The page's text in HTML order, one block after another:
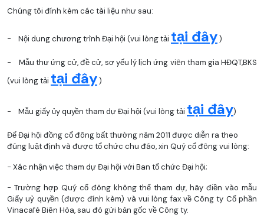
Chúng tôi đính kèm các tài liệu như sau:
- Nội dung chương trình Đại hội (vui lòng tải tại đây)
- Mẫu thư ứng cử, đề cử, sơ yếu lý lịch ứng viên tham gia HĐQT,BKS
(vui lòng tải tại đây)
- Mẫu giấy ủy quyền tham dự Đại hội (vui lòng tải tại đây)
Để Đại hội đồng cổ đông bất thường năm 2011 được diễn ra theo
đúng luật định và được tổ chức chu đáo, xin Quý cổ đông vui lòng:
- Xác nhận việc tham dự Đại hội với Ban tổ chức Đại hội;
- Trường hợp Quý cổ đông không thể tham dự, hãy điền vào mẫu
Giấy uỷ quyền (được đính kèm) và vui lòng fax về Công ty Cổ phần
Vinacafé Biên Hòa, sau đó gửi bản gốc về Công ty.